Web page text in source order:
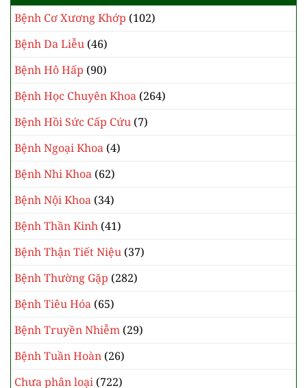
Bệnh Cơ Xương Khớp (102)
Bệnh Da Liễu (46)
Bệnh Hô Hấp (90)
Bệnh Học Chuyên Khoa (264)
Bệnh Hồi Sức Cấp Cứu (7)
Bệnh Ngoại Khoa (4)
Bệnh Nhi Khoa (62)
Bệnh Nội Khoa (34)
Bệnh Thần Kinh (41)
Bệnh Thận Tiết Niệu (37)
Bệnh Thường Gặp (282)
Bệnh Tiêu Hóa (65)
Bệnh Truyền Nhiễm (29)
Bệnh Tuần Hoàn (26)
Chưa phân loại (722)